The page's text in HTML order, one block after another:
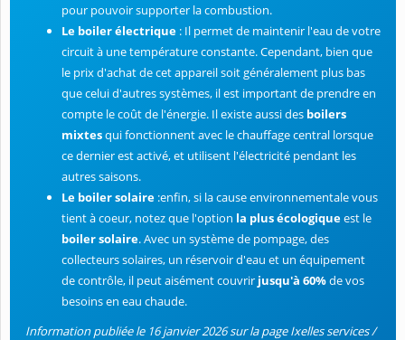
pour pouvoir supporter la combustion.
Le boiler électrique : Il permet de maintenir l'eau de votre
circuit à une température constante. Cependant, bien que
le prix d'achat de cet appareil soit généralement plus bas
que celui d'autres systèmes, il est important de prendre en
compte le coût de l'énergie. Il existe aussi des boilers
mixtesqui fonctionnent avec le chauffage central lorsque
ce dernier est activé, et utilisent l'électricité pendant les
autres saisons.
Le boiler solaire :enfin, si la cause environnementale vous
tient à coeur, notez que l'option la plus écologiqueest le
boiler solaire. Avec un système de pompage, des
collecteurs solaires, un réservoir d'eau et un équipement
de contrôle, il peut aisément couvrir jusqu'à 60%de vos
besoins en eau chaude.
Information publiée le 16 janvier 2026 sur la page Ixelles services /